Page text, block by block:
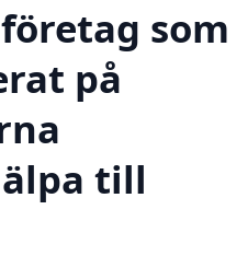
som
på
till